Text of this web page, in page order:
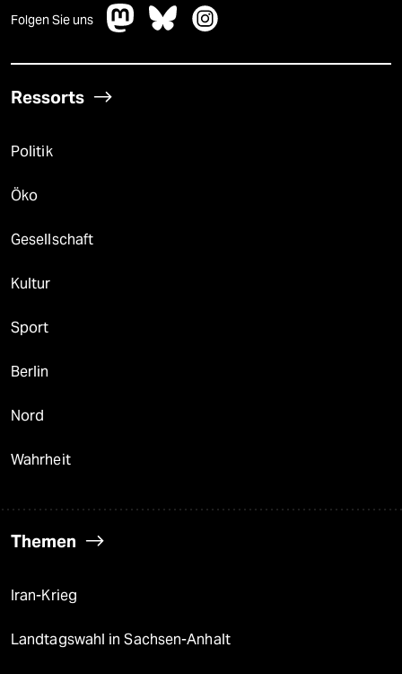
Folgen Sie uns
Ressorts
Politik
Öko
Gesellschaft
Kultur
Sport
Berlin
Nord
Wahrheit
Themen
Iran-Krieg
Landtagswahl in Sachsen-Anhalt